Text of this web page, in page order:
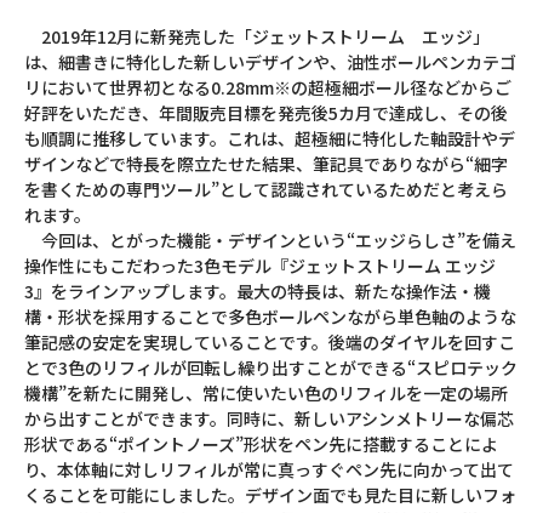
2019年12月に新発売した「ジェットストリーム エッジ」
は、細書きに特化した新しいデザインや、油性ボールペンカテゴ
リにおいて世界初となる0.28mm※の超極細ボール径などからご
好評をいただき、年間販売目標を発売後5カ月で達成し、その後
も順調に推移しています。これは、超極細に特化した軸設計やデ
ザインなどで特長を際立たせた結果、筆記具でありながら“細字
を書くための専門ツール”として認識されているためだと考えら
れます。
今回は、とがった機能・デザインという“エッジらしさ”を備え
操作性にもこだわった3色モデル『ジェットストリーム エッジ
3』をラインアップします。最大の特長は、新たな操作法・機
構・形状を採用することで多色ボールペンながら単色軸のような
筆記感の安定を実現していることです。後端のダイヤルを回すこ
とで3色のリフィルが回転し繰り出すことができる“スピロテック
機構”を新たに開発し、常に使いたい色のリフィルを一定の場所
から出すことができます。同時に、新しいアシンメトリーな偏芯
形状である“ポイントノーズ”形状をペン先に搭載することによ
り、本体軸に対しリフィルが常に真っすぐペン先に向かって出て
くることを可能にしました。デザイン面でも見た目に新しいフォ